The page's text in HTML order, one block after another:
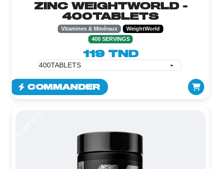
ZINC WEIGHTWORLD -
400TABLETS
Vitamines & Minéraux
WeightWorld
400 SERVINGS
119 TND
COMMANDER